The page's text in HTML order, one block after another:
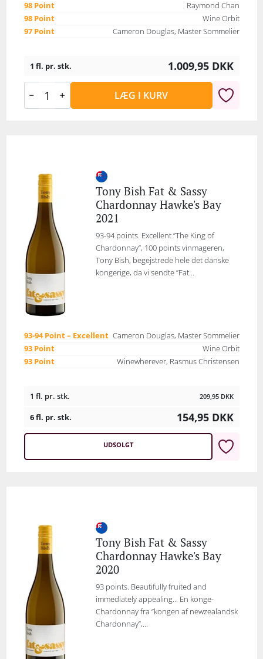
98 Point
Raymond Chan
98 Point
Wine Orbit
97 Point
Cameron Douglas, Master Sommelier
1 fl. pr. stk. 1.009,95 DKK
LÆG I KURV
Tony Bish Fat & Sassy
Chardonnay Hawke's Bay
2021
93-94 points. Excellent ”The King of
Chardonnay”, 100 points vinmageren,
Tony Bish, begejstrede hele det danske
kongerige, da vi sendte ”Fat...
93-94 Point – Excellent Cameron Douglas, Master Sommelier
93 Point
Wine Orbit
93 Point
Winewherever, Rasmus Christensen
1 fl. pr. stk. 209,95 DKK
6 fl. pr. stk. 154,95 DKK
UDSOLGT
Tony Bish Fat & Sassy
Chardonnay Hawke's Bay
2020
93 points. Beautifully fruited and
immediately appealing... En konge-
Chardonnay fra ‘’kongen af newzealandsk
Chardonnay’’,...